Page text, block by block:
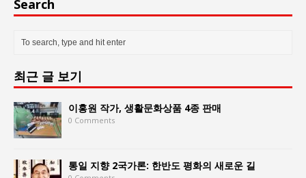
Search
최근 글 보기
이홍원 작가, 생활문화상품 4종 판매
0 Comments
통일 지향 2국가론: 한반도 평화의 새로운 길